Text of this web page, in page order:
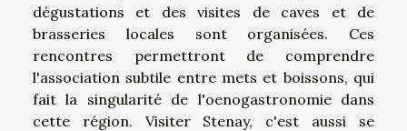
dégustations et des visites de caves et de
brasseries locales sont organisées. Ces
rencontres permettront de comprendre
l'association subtile entre mets et boissons, qui
fait la singularité de l'oenogastronomie dans
cette région. Visiter Stenay, c'est aussi se